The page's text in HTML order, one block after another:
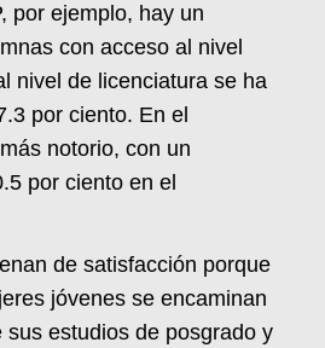
por ejemplo, hay un
con acceso al nivel
nivel de licenciatura se ha
por ciento. En el
notorio, con un
por ciento en el
de satisfacción porque
jóvenes se encaminan
sus estudios de posgrado y